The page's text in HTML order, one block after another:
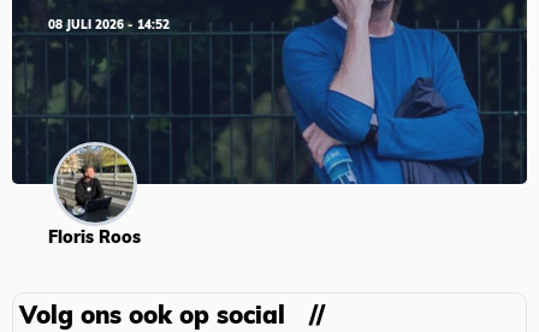
08 JULI 2026 - 14:52
Floris Roos
Volg ons ook op social